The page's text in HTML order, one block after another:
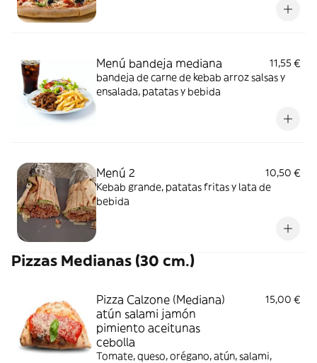
Menú bandeja mediana
11,55 €
bandeja de carne de kebab arroz salsas y
ensalada, patatas y bebida
Menú 2
10,50 €
Kebab grande, patatas fritas y lata de
bebida
Pizzas Medianas (30 cm.)
Pizza Calzone (Mediana)
atún salami jamón
pimiento aceitunas
cebolla
15,00 €
Tomate, queso, orégano, atún, salami,